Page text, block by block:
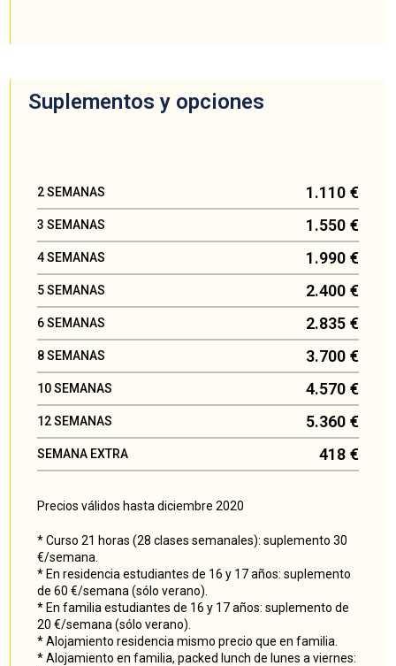
Suplementos y opciones
2 SEMANAS 1.110 €
3 SEMANAS 1.550 €
4 SEMANAS 1.990 €
5 SEMANAS 2.400 €
6 SEMANAS 2.835 €
8 SEMANAS 3.700 €
10 SEMANAS 4.570 €
12 SEMANAS 5.360 €
SEMANA EXTRA 418 €
Precios válidos hasta diciembre 2020
* Curso 21 horas (28 clases semanales): suplemento 30
€/semana.
* En residencia estudiantes de 16 y 17 años: suplemento
de 60 €/semana (sólo verano).
* En familia estudiantes de 16 y 17 años: suplemento de
20 €/semana (sólo verano).
* Alojamiento residencia mismo precio que en familia.
* Alojamiento en familia, packed lunch de lunes a viernes: